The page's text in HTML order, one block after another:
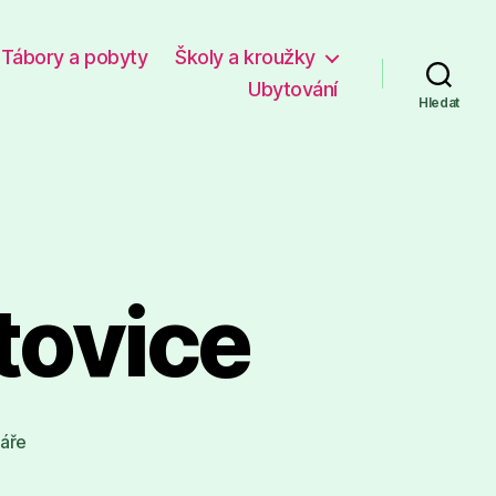
Tábory a pobyty
Školy a kroužky
Ubytování
Hledat